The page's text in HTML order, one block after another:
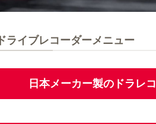
ドライブレコーダーメニュー
日本メーカー製のドラレコ